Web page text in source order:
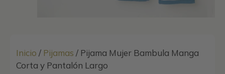
Inicio / Pijamas / Pijama Mujer Bambula Manga
Corta y Pantalón Largo